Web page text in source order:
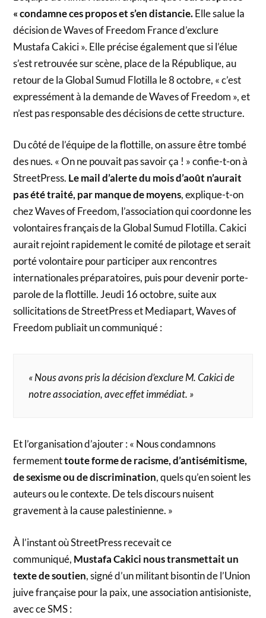
« condamne ces propos et s’en distancie.Elle salue la
décision de Waves of Freedom France d’exclure
Mustafa Cakici ». Elle précise également que si l’élue
s’est retrouvée sur scène, place de la République, au
retour de la Global Sumud Flotilla le 8 octobre, « c’est
expressément à la demande de Waves of Freedom », et
n’est pas responsable des décisions de cette structure.
Du côté de l’équipe de la flottille, on assure être tombé
des nues. « On ne pouvait pas savoir ça ! » confie-t-on à
StreetPress. Le mail d’alerte du mois d’août n’aurait
pas été traité, par manque de moyens, explique-t-on
chez Waves of Freedom, l’association qui coordonne les
volontaires français de la Global Sumud Flotilla. Cakici
aurait rejoint rapidement le comité de pilotage et serait
porté volontaire pour participer aux rencontres
internationales préparatoires, puis pour devenir porte-
parole de la flottille. Jeudi 16 octobre, suite aux
sollicitations de StreetPress et Mediapart, Waves of
Freedom publiait un communiqué :
« Nous avons pris la décision d’exclure M. Cakici de
notre association, avec effet immédiat. »
Et l’organisation d’ajouter : « Nous condamnons
fermementtoute forme de racisme, d’antisémitisme,
de sexisme ou de discrimination, quels qu’en soient les
auteurs ou le contexte. De tels discours nuisent
gravement à la cause palestinienne. »
À l’instant où StreetPress recevait ce
communiqué, Mustafa Cakici nous transmettait un
texte de soutien, signé d’un militant bisontin de l’Union
juive française pour la paix, une association antisioniste,
avec ce SMS :